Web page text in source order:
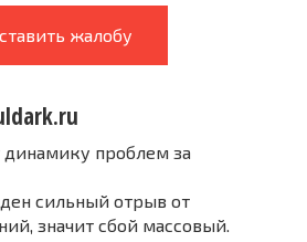
жалобу
динамику проблем за
сильный отрыв от
значит сбой массовый.